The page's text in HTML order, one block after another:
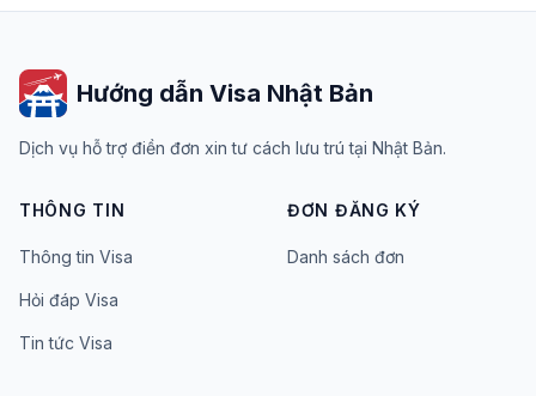
Hướng dẫn Visa Nhật Bản
Dịch vụ hỗ trợ điền đơn xin tư cách lưu trú tại Nhật Bản.
THÔNG TIN
Thông tin Visa
Hỏi đáp Visa
Tin tức Visa
ĐƠN ĐĂNG KÝ
Danh sách đơn